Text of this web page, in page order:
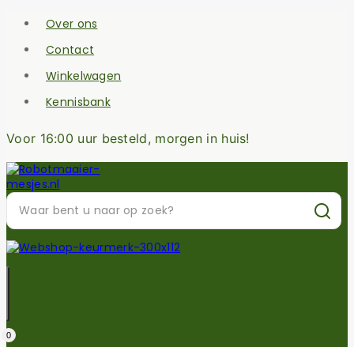
Over ons
Contact
Winkelwagen
Kennisbank
Voor 16:00 uur besteld, morgen in huis!
0